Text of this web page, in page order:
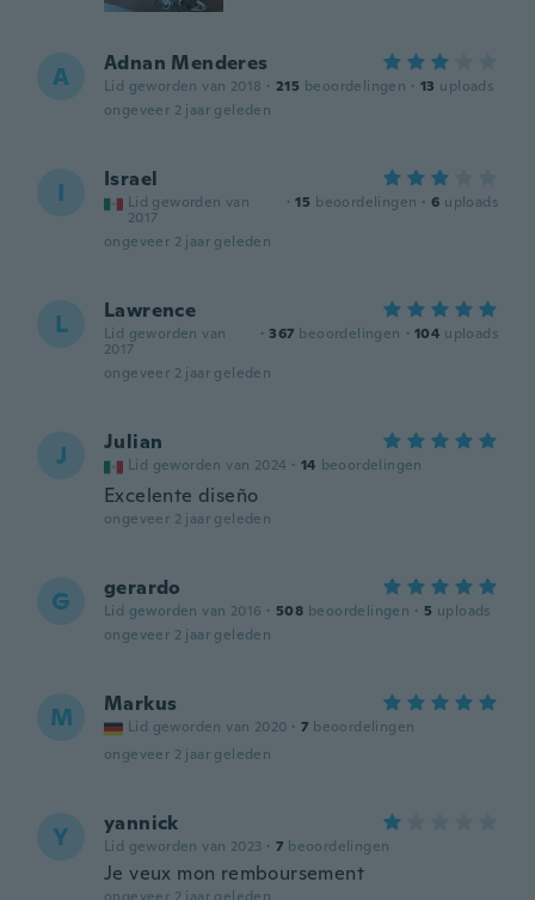
A Adnan Menderes
Lid geworden van 2018 · 215 beoordelingen · 13 uploads
ongeveer 2 jaar geleden
I Israel
Lid geworden van
2017
· 15 beoordelingen · 6 uploads
ongeveer 2 jaar geleden
L Lawrence
Lid geworden van
2017
· 367 beoordelingen · 104 uploads
ongeveer 2 jaar geleden
J Julian
Lid geworden van 2024 · 14 beoordelingen
Excelente diseño
ongeveer 2 jaar geleden
G gerardo
Lid geworden van 2016 · 508 beoordelingen · 5 uploads
ongeveer 2 jaar geleden
M Markus
Lid geworden van 2020 · 7 beoordelingen
ongeveer 2 jaar geleden
Y yannick
Lid geworden van 2023 · 7 beoordelingen
Je veux mon remboursement